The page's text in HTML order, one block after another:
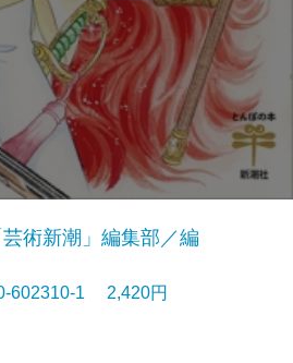
術新潮」編集部／編
602310-1 2,420円